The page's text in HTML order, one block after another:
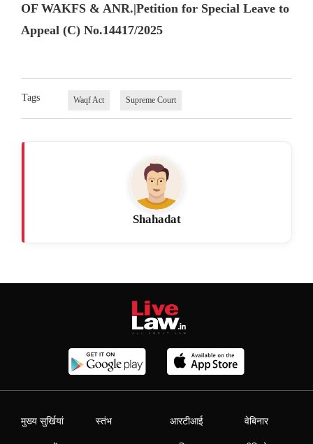
OF WAKFS & ANR.|Petition for Special Leave to
Appeal (C) No.14417/2025
Tags Waqf Act Supreme Court
Shahadat
मुख्य सुर्खियां स्तंभ आरटीआई वेबिनार